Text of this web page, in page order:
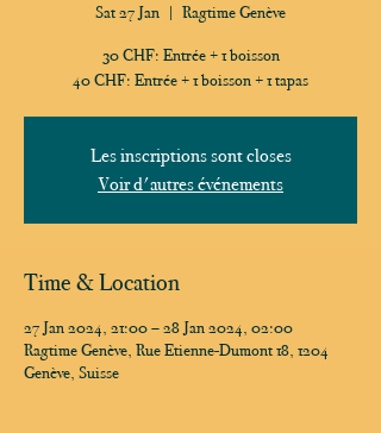
Sat 27 Jan
  |
Ragtime Genève
30 CHF: Entrée + 1 boisson
40 CHF: Entrée + 1 boisson + 1 tapas
Les inscriptions sont closes
Voir d'autres événements
Time & Location
27 Jan 2024, 21:00 – 28 Jan 2024, 02:00
Ragtime Genève, Rue Etienne-Dumont 18, 1204
Genève, Suisse